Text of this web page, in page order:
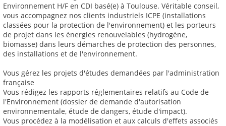
Environnement H/F en CDI basé(e) à Toulouse. Véritable conseil,
vous accompagnez nos clients industriels ICPE (installations
classées pour la protection de l'environnement) et les porteurs
de projet dans les énergies renouvelables (hydrogène,
biomasse) dans leurs démarches de protection des personnes,
des installations et de l'environnement.
Vous gérez les projets d'études demandées par l'administration
française
Vous rédigez les rapports réglementaires relatifs au Code de
l'Environnement (dossier de demande d'autorisation
environnementale, étude de dangers, étude d'impact).
Vous procédez à la modélisation et aux calculs d'effets associés